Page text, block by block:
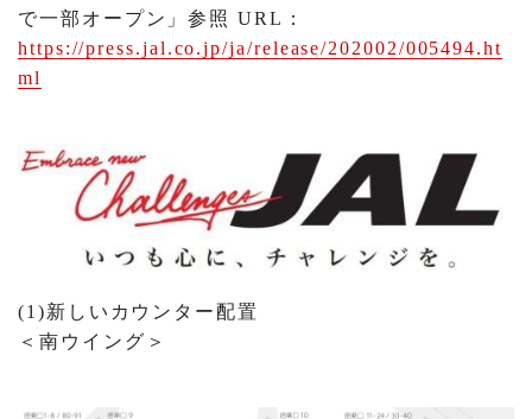
で一部オープン」参照 URL：
https://press.jal.co.jp/ja/release/202002/005494.ht
ml
(1)新しいカウンター配置
＜南ウイング＞